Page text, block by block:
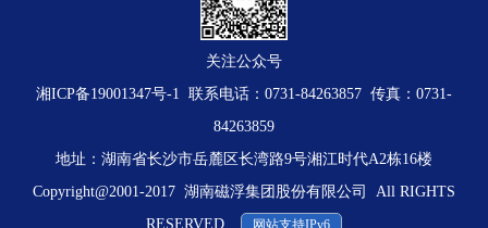
关注公众号
湘ICP备19001347号-1
联系电话：0731-84263857 传真：0731-
84263859
地址：湖南省长沙市岳麓区长湾路9号湘江时代A2栋16楼
Copyright@2001-2017 湖南磁浮集团股份有限公司 All RIGHTS
RESERVED
网站支持IPv6